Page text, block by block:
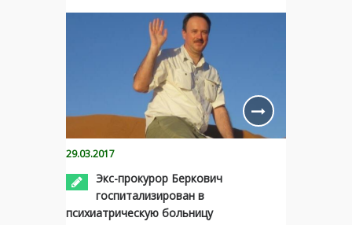
29.03.2017
Экс-прокурор Беркович
госпитализирован в
психиатрическую больницу